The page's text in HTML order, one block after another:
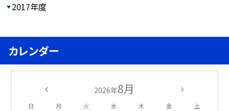
2017年度
カレンダー
2026年8月
日 月 火 水 木 金 土